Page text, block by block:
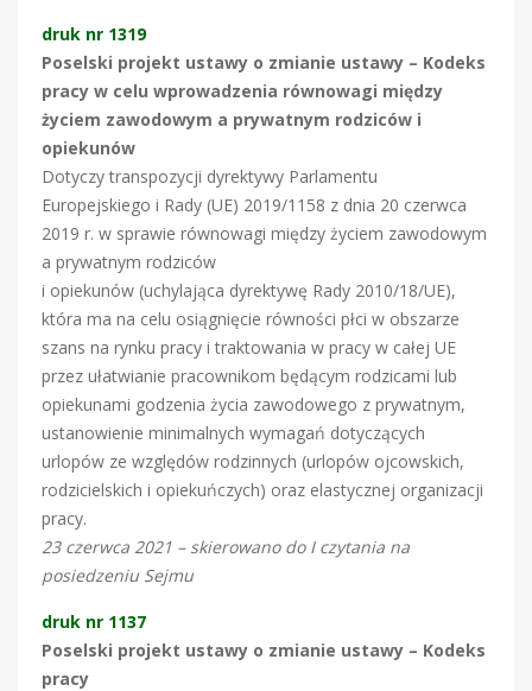
druk nr 1319
Poselski projekt ustawy o zmianie ustawy – Kodeks
pracy w celu wprowadzenia równowagi między
życiem zawodowym a prywatnym rodziców i
opiekunów
Dotyczy transpozycji dyrektywy Parlamentu
Europejskiego i Rady (UE) 2019/1158 z dnia 20 czerwca
2019 r. w sprawie równowagi między życiem zawodowym
a prywatnym rodziców
i opiekunów (uchylająca dyrektywę Rady 2010/18/UE),
która ma na celu osiągnięcie równości płci w obszarze
szans na rynku pracy i traktowania w pracy w całej UE
przez ułatwianie pracownikom będącym rodzicami lub
opiekunami godzenia życia zawodowego z prywatnym,
ustanowienie minimalnych wymagań dotyczących
urlopów ze względów rodzinnych (urlopów ojcowskich,
rodzicielskich i opiekuńczych) oraz elastycznej organizacji
pracy.
23 czerwca 2021 – skierowano do I czytania na
posiedzeniu Sejmu
druk nr 1137
Poselski projekt ustawy o zmianie ustawy – Kodeks
pracy